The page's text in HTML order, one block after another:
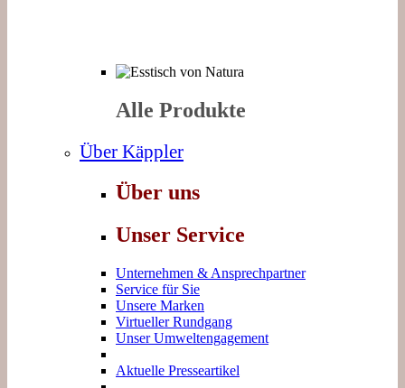
Alle Produkte
Über Käppler
Über uns
Unser Service
Unternehmen & Ansprechpartner
Service für Sie
Unsere Marken
Virtueller Rundgang
Unser Umweltengagement
Aktuelle Presseartikel